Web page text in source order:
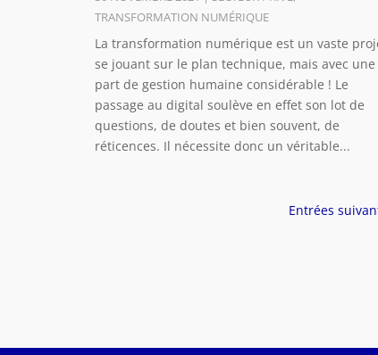
TRANSFORMATION NUMÉRIQUE
La transformation numérique est un vaste
se jouant sur le plan technique, mais avec une
part de gestion humaine considérable ! Le
passage au digital soulève en effet son lot de
questions, de doutes et bien souvent, de
réticences. Il nécessite donc un véritable...
Entrées